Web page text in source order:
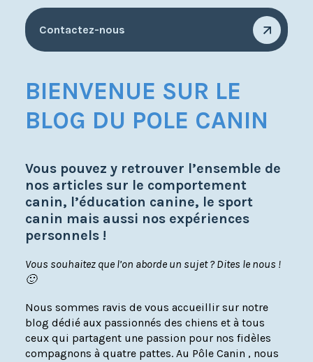
Contactez-nous
BIENVENUE SUR LE
BLOG DU POLE CANIN
Vous pouvez y retrouver l’ensemble de
nos articles sur le comportement
canin, l’éducation canine, le sport
canin mais aussi nos expériences
personnels !
Vous souhaitez que l’on aborde un sujet ? Dites le nous !
🙂
Nous sommes ravis de vous accueillir sur notre
blog dédié aux passionnés des chiens et à tous
ceux qui partagent une passion pour nos fidèles
compagnons à quatre pattes. Au Pôle Canin , nous